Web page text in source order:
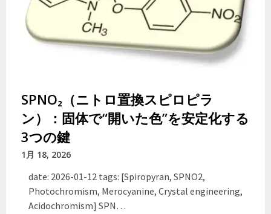
SPNO₂（ニトロ置換スピロピラ
ン）：固体で“開いた色”を安定化する
3つの鍵
1月 18, 2026
date: 2026-01-12 tags: [Spiropyran, SPNO2,
Photochromism, Merocyanine, Crystal engineering,
Acidochromism] SPN…